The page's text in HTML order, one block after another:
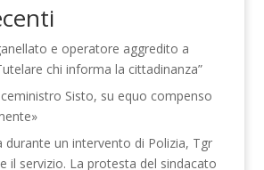
e operatore aggredito a
chi informa la cittadinanza”
Sisto, su equo compenso
un intervento di Polizia, Tgr
il servizio. La protesta del sindacato